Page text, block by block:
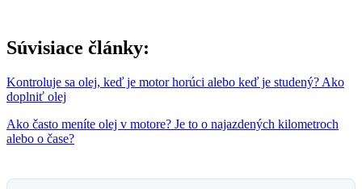
Súvisiace články:
Kontroluje sa olej, keď je motor horúci alebo keď je studený? Ako
doplniť olej
Ako často meníte olej v motore? Je to o najazdených kilometroch
alebo o čase?